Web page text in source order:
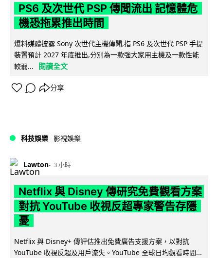
PS6 及次世代 PSP 傳聞流出 記憶體危
機恐拖累推出時間
爆料媒體披露 Sony 次世代主機傳聞,指 PS6 及次世代 PSP 手提
裝置預計 2027 年底推出,分別為一款強大家用主機及一款性能
較弱...
閱讀全文
分享
科技娛樂 影視娛樂
Lawton 3 小時
Netflix 與 Disney 傳研究免費觀看方案
對抗 YouTube 收視反超專家警告存隱
憂
Netflix 與 Disney+ 傳評估推出免費廣告支援方案，以對抗
YouTube 收視反超及用戶流失。YouTube 全球日均觀看時間...